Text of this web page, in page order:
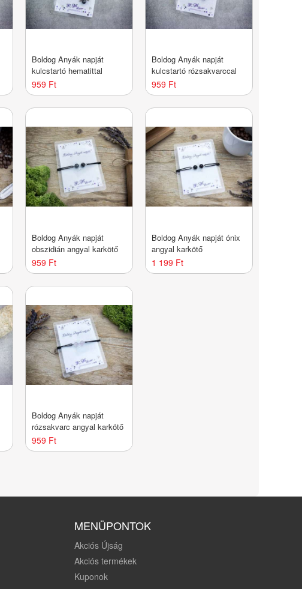
Boldog Anyák napját
kulcstartó hematittal
959 Ft
Boldog Anyák napját
kulcstartó rózsakvarccal
959 Ft
Boldog Anyák napját
obszidián angyal karkötő
959 Ft
Boldog Anyák napját ónix
angyal karkötő
1 199 Ft
Boldog Anyák napját
rózsakvarc angyal karkötő
959 Ft
MENÜPONTOK
Akciós Újság
Akciós termékek
Kuponok